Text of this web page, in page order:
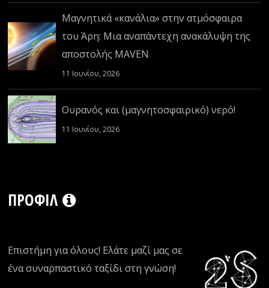
Μαγνητικά «κανάλια» στην ατμόσφαιρα
του Άρη: Μια αναπάντεχη ανακάλυψη της
αποστολής MAVEN
11 Ιουνίου, 2026
Ουρανός και (μαγνητοσφαιρικό) νερό!
11 Ιουνίου, 2026
ΠΡΟΦΊΛ
Επιστήμη για όλους! Ελάτε μαζί μας σε
ένα συναρπαστικό ταξίδι στη γνώση!